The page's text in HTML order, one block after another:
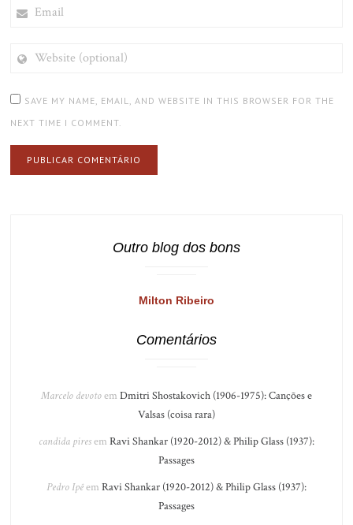
(OPTIONAL)
SAVE MY NAME, EMAIL, AND WEBSITE IN THIS BROWSER FOR THE
NEXT TIME I COMMENT.
Outro blog dos bons
Milton Ribeiro
Comentários
Marcelo devotoem Dmitri Shostakovich (1906-1975): Canções e
Valsas (coisa rara)
candida piresem Ravi Shankar (1920-2012) & Philip Glass (1937):
Passages
Pedro Ipêem Ravi Shankar (1920-2012) & Philip Glass (1937):
Passages